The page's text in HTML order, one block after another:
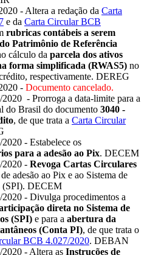
- Altera a redação da Carta
e da Carta Circular BCB
rubricas contábeis a serem
Patrimônio de Referência
cálculo da parcela dos ativos
forma simplificada (RWAS5) no
respectivamente. DEREG
- Documento cancelado.
2020 - Prorroga a data-limite para a
do Brasil do documento 3040 -
, de que trata a Carta Circular
- Estabelece os
para a adesão ao Pix. DECEM
2020 - Revoga Cartas Circulares
adesão ao Pix e ao Sistema de
(SPI). DECEM
2020 - Divulga procedimentos a
direta no Sistema de
(SPI) e para a abertura da
(Conta PI), de que trata o
BCB 4.027/2020. DEBAN
2020 - Altera as Instruções de